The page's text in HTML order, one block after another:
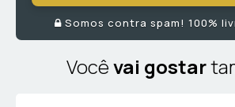
Somos contra spam! 100%
Vocêvai gostar